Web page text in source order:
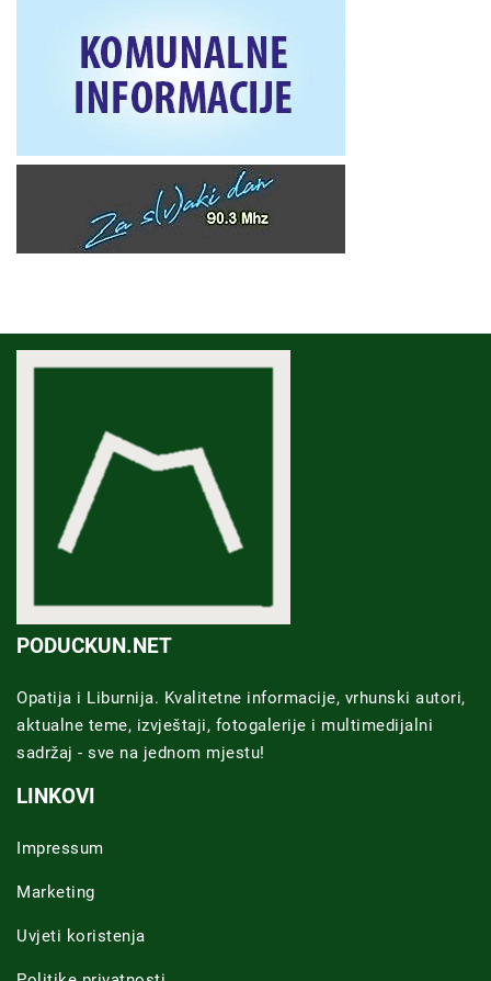
PODUCKUN.NET
Opatija i Liburnija. Kvalitetne informacije, vrhunski autori,
aktualne teme, izvještaji, fotogalerije i multimedijalni
sadržaj - sve na jednom mjestu!
LINKOVI
Impressum
Marketing
Uvjeti koristenja